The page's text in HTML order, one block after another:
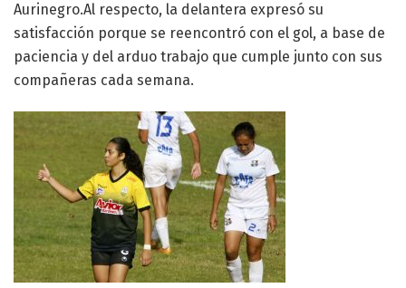
Aurinegro.Al respecto, la delantera expresó su
satisfacción porque se reencontró con el gol, a base de
paciencia y del arduo trabajo que cumple junto con sus
compañeras cada semana.